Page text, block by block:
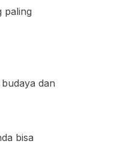
paling
dan
bisa